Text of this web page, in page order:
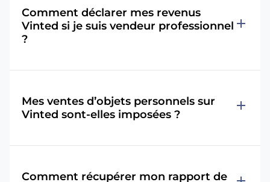
Comment déclarer mes revenus
Vinted si je suis vendeur professionnel
?
add
Mes ventes d’objets personnels sur
Vinted sont-elles imposées ?
add
Comment récupérer mon rapport de